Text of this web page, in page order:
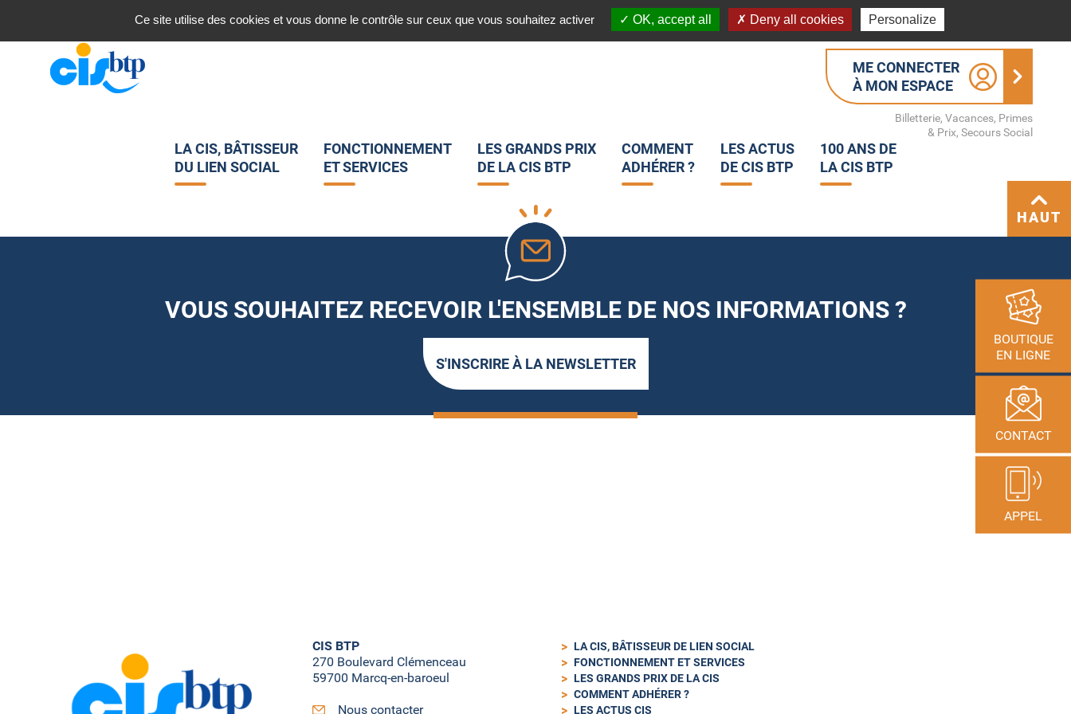
Nous contacter : 03 20 45 82 25 Nous suivre sur les réseaux sociaux :
ME CONNECTER
À MON ESPACE
Billetterie, Vacances, Primes
& Prix, Secours Social
LA CIS, BÂTISSEUR
DU LIEN SOCIAL
FONCTIONNEMENT
ET SERVICES
LES GRANDS PRIX
DE LA CIS BTP
COMMENT
ADHÉRER ?
LES ACTUS
DE CIS BTP
100 ANS DE
LA CIS BTP
BOUTIQUE
EN LIGNE
CONTACT
APPEL
HAUT
VOUS SOUHAITEZ RECEVOIR L'ENSEMBLE DE NOS INFORMATIONS ?
S'INSCRIRE À LA NEWSLETTER
CIS BTP
270 Boulevard Clémenceau
59700 Marcq-en-baroeul
Nous contacter
LA CIS, BÂTISSEUR DE LIEN SOCIAL
FONCTIONNEMENT ET SERVICES
LES GRANDS PRIX DE LA CIS
COMMENT ADHÉRER ?
LES ACTUS CIS
Ce site utilise des cookies et vous donne le contrôle sur ceux que vous souhaitez activer OK, accept all Deny all cookies Personalize